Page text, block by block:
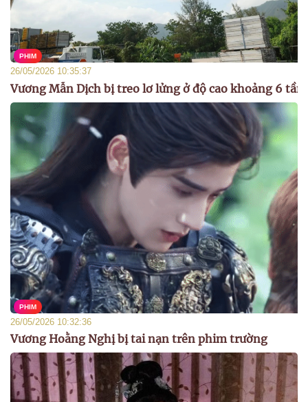
PHIM
26/05/2026 10:35:37
Vương Mẫn Dịch bị treo lơ lửng ở độ cao khoảng 6
PHIM
26/05/2026 10:32:36
Vương Hoằng Nghị bị tai nạn trên phim trường